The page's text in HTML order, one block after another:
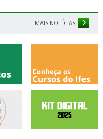
MAIS NOTÍCIAS